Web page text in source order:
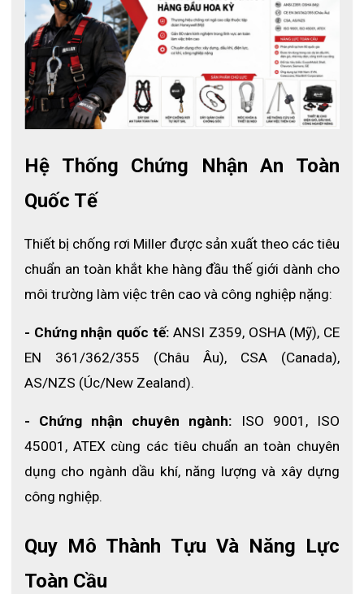
Hệ Thống Chứng Nhận An Toàn
Quốc Tế
Thiết bị chống rơi Miller được sản xuất theo các tiêu
chuẩn an toàn khắt khe hàng đầu thế giới dành cho
môi trường làm việc trên cao và công nghiệp nặng:
- Chứng nhận quốc tế: ANSI Z359, OSHA (Mỹ), CE
EN 361/362/355 (Châu Âu), CSA (Canada),
AS/NZS (Úc/New Zealand).
- Chứng nhận chuyên ngành: ISO 9001, ISO
45001, ATEX cùng các tiêu chuẩn an toàn chuyên
dụng cho ngành dầu khí, năng lượng và xây dựng
công nghiệp.
Quy Mô Thành Tựu Và Năng Lực
Toàn Cầu